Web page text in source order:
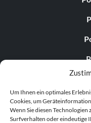
Um Ihnen ein optimales
Cookies, um
Wenn Sie diesen
Surfverhalten oder eindeutige